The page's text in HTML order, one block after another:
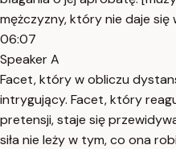
mężczyzny, który nie daje
06:07
Speaker A
Facet, który w obliczu
intrygujący. Facet, który
pretensji, staje się
siła nie leży w tym, co ona